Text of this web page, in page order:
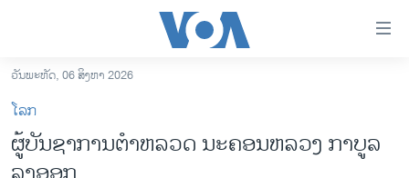
ເຂົ້າ
ຫາ
ຂ້າມ
ຂ້າມ
ຂ້າມ
ລາວ
ອາເມຣິກາ
ວັນພະຫັດ, 06 ສິງຫາ 2026
ໂລກ
ຜູ້​ບັນຊາ​ການຕຳຫລວດ ນະຄອນຫລວງ ກາ​ບູລ